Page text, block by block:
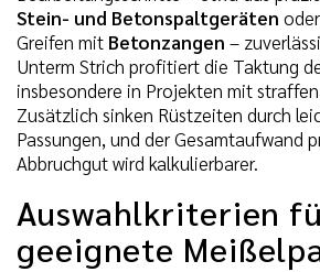
Stein- und Betonspaltgeräten
Greifen mit Betonzangen –
Unterm Strich profitiert die Taktung
insbesondere in Projekten mit
Zusätzlich sinken Rüstzeiten durch
Passungen, und der Gesamtaufwand
Abbruchgut wird kalkulierbarer.
Auswahlkriterien
geeignete